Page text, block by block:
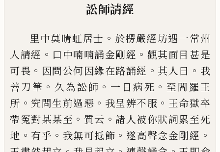
訟師請經
里中莫晴虹居士 。 於楞嚴經坊遇一常州
人請經 。 口中喃喃誦金剛經 。 觀其面目甚是
可畏 。 因問公何因緣在路誦經 。其人曰 。 我
善刀筆 。 久為訟師 。 一日病死 。 至閻羅王
所 。 究問生前過惡 。 我呈辨不服 。 王命獄卒
帶冤對某某至 。 質云 。諸人被你狀詞累至死
地 。 有乎 。 我無可抵飾 。 遂高聲念金剛經 。